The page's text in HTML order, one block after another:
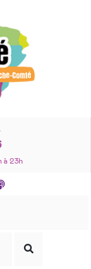
à 23h
aux questions
Lancer